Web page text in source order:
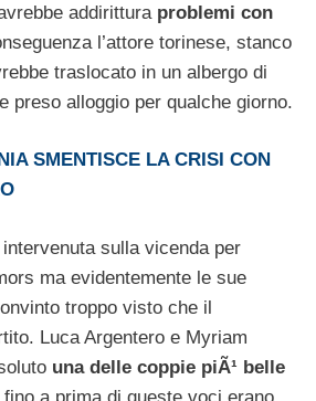
addirittura problemi con
l’attore torinese, stanco
traslocato in un albergo di
preso alloggio per qualche giorno.
SMENTISCE LA CRISI CON
sulla vicenda per
ma evidentemente le sue
troppo visto che il
Luca Argentero e Myriam
una delle coppie piÃ¹ belle